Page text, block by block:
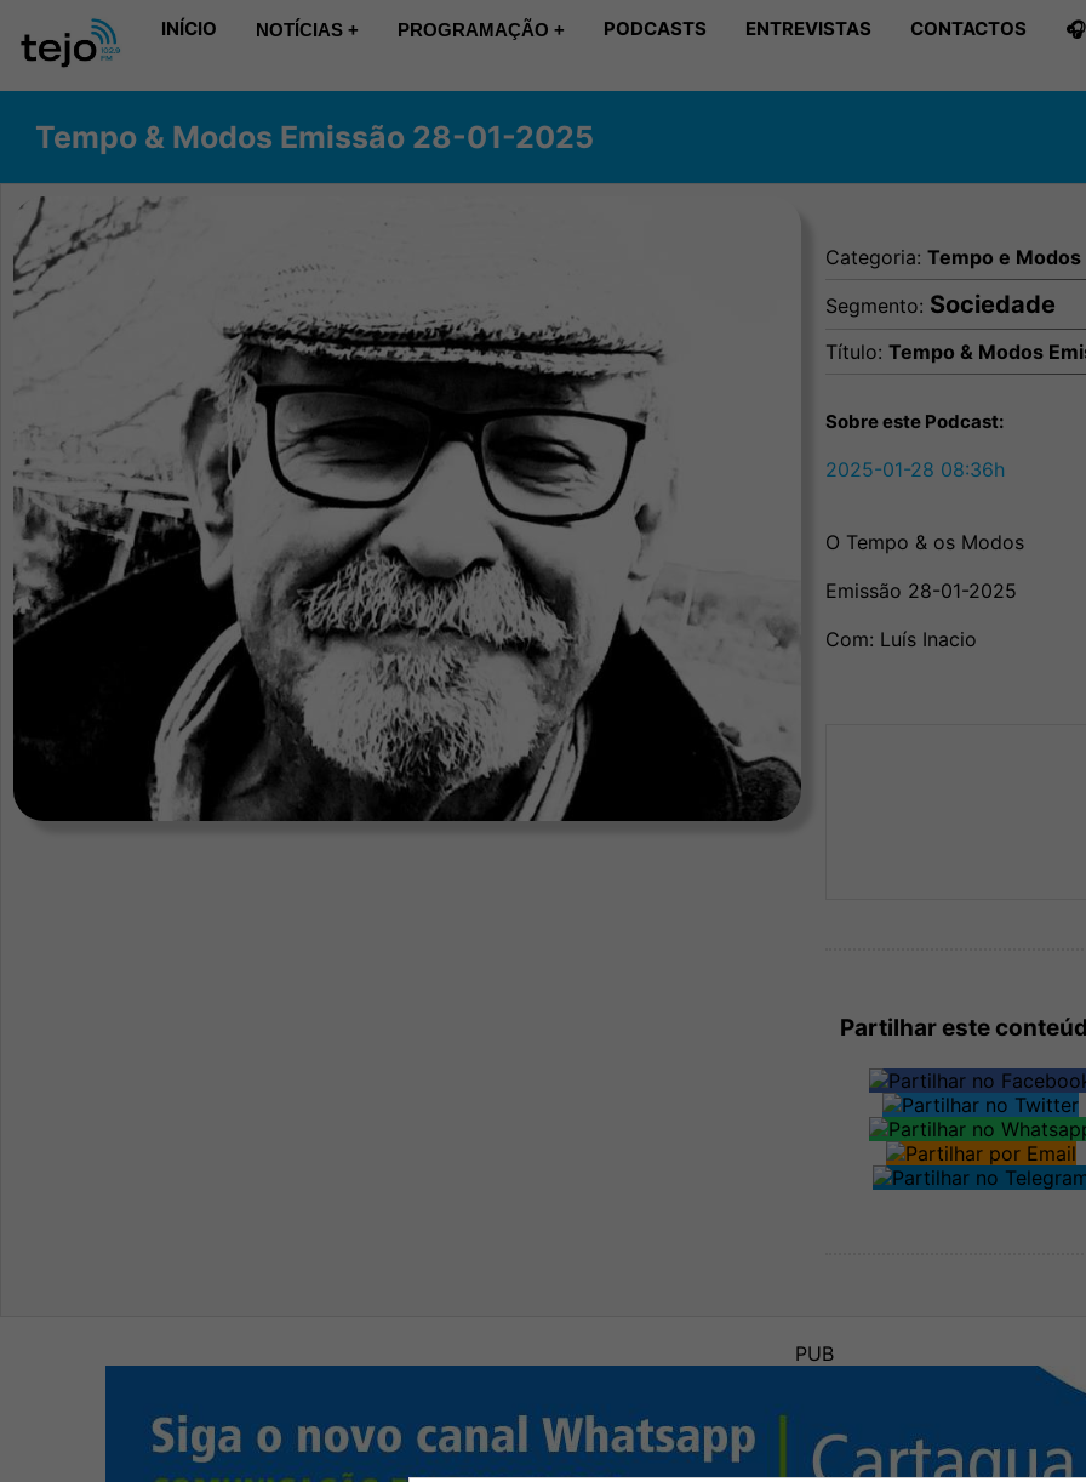
INÍCIO NOTÍCIAS + PROGRAMAÇÃO + PODCASTS ENTREVISTAS CONTACTOS
Tempo & Modos Emissão 28-01-2025
Categoria: Tempo e Modos
Segmento: Sociedade
Título: Tempo & Modos
Sobre este Podcast:
2025-01-28 08:36h
O Tempo & os Modos
Emissão 28-01-2025
Com: Luís Inacio
Partilhar este
PUB